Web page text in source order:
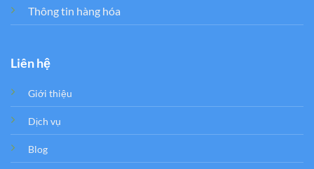
Thông tin hàng hóa
Liên hệ
Giới thiệu
Dịch vụ
Blog